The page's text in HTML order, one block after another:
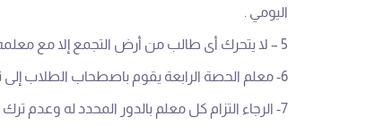
اليومي .
5 – لا يتحرك أى طالب من أرض التجمع إلا مع معلمه .
6- معلم الحصة الرابعة يقوم باصطحاب الطلاب إلى نقطة التجمع ولا يترك الطلاب لأي سبب
7- الرجاء التزام كل معلم بالدور المحدد له وعدم ترك مكانه لأي سبب